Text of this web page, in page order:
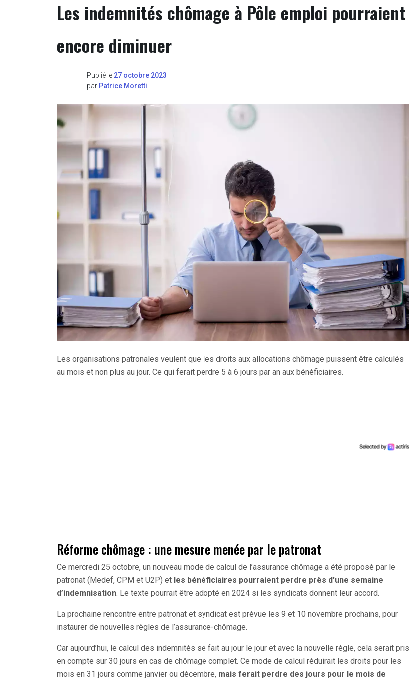
Les indemnités chômage à Pôle emploi pourraient
encore diminuer
Publié le 27 octobre 2023
par Patrice Moretti
Les organisations patronales veulent que les droits aux allocations chômage puissent être calculés
au mois et non plus au jour. Ce qui ferait perdre 5 à 6 jours par an aux bénéficiaires.
Réforme chômage : une mesure menée par le patronat
Ce mercredi 25 octobre, un nouveau mode de calcul de l’assurance chômage a été proposé par le
patronat (Medef, CPM et U2P) et les bénéficiaires pourraient perdre près d’une semaine
d’indemnisation. Le texte pourrait être adopté en 2024 si les syndicats donnent leur accord.
La prochaine rencontre entre patronat et syndicat est prévue les 9 et 10 novembre prochains, pour
instaurer de nouvelles règles de l’assurance-chômage.
Car aujourd’hui, le calcul des indemnités se fait au jour le jour et avec la nouvelle règle, cela serait pris
en compte sur 30 jours en cas de chômage complet. Ce mode de calcul réduirait les droits pour les
mois en 31 jours comme janvier ou décembre, mais ferait perdre des jours pour le mois de